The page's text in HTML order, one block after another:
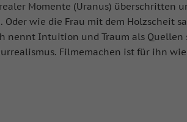
Momente (Uranus) überschritten
wie die Frau mit dem Holzscheit
nennt Intuition und Traum als
Filmemachen ist für ihn